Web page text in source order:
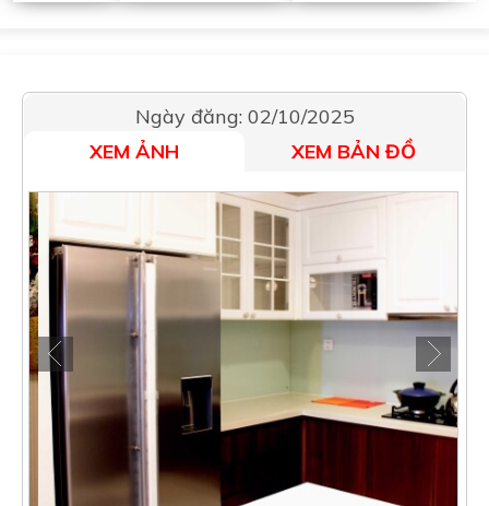
Ngày đăng: 02/10/2025
XEM ẢNH
XEM BẢN ĐỒ